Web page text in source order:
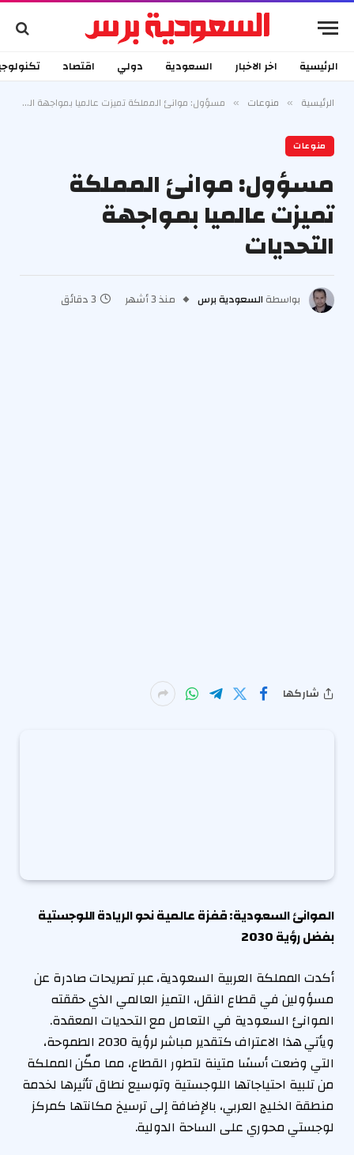
الرئيسية اخر الاخبار السعودية دولي اقتصاد
الرئيسية » منوعات » مسؤول: موانئ المملكة تميزت عالميا بمواجهة التحديات
منوعات
مسؤول: موانئ المملكة
تميزت عالميا بمواجهة
التحديات
بواسطة السعودية برس منذ 3 أشهر 3 دقائق
شاركها
الموانئ السعودية: قفزة عالمية نحو الريادة اللوجستية
بفضل رؤية 2030
أكدت المملكة العربية السعودية، عبر تصريحات صادرة عن
مسؤولين في قطاع النقل، التميز العالمي الذي حققته
الموانئ السعودية في التعامل مع التحديات المعقدة.
ويأتي هذا الاعتراف كتقدير مباشر لرؤية 2030 الطموحة،
التي وضعت أسسًا متينة لتطور القطاع، مما مكّن المملكة
من تلبية احتياجاتها اللوجستية وتوسيع نطاق تأثيرها لخدمة
منطقة الخليج العربي، بالإضافة إلى ترسيخ مكانتها كمركز
لوجستي محوري على الساحة الدولية.